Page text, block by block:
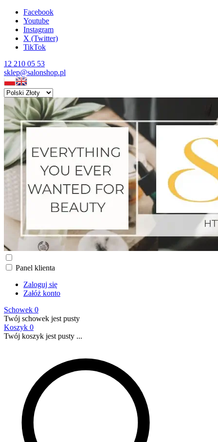
Facebook
Youtube
Instagram
X (Twitter)
TikTok
12 210 05 53
sklep@salonshop.pl
Panel klienta
Zaloguj się
Załóż konto
Schowek 0
Twój schowek jest pusty
Koszyk 0
Twój koszyk jest pusty ...